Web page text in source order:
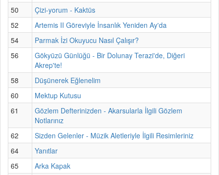
50
Çizi-yorum - Kaktüs
52
Artemis II Göreviyle İnsanlık Yeniden Ay'da
54
Parmak İzi Okuyucu Nasıl Çalışır?
56
Gökyüzü Günlüğü - Bir Dolunay Terazi'de, Diğeri
Akrep'te!
58
Düşünerek Eğlenelim
60
Mektup Kutusu
61
Gözlem Defterinizden - Akarsularla İlgili Gözlem
Notlarınız
62
Sizden Gelenler - Müzik Aletleriyle İlgili Resimleriniz
64
Yanıtlar
65
Arka Kapak